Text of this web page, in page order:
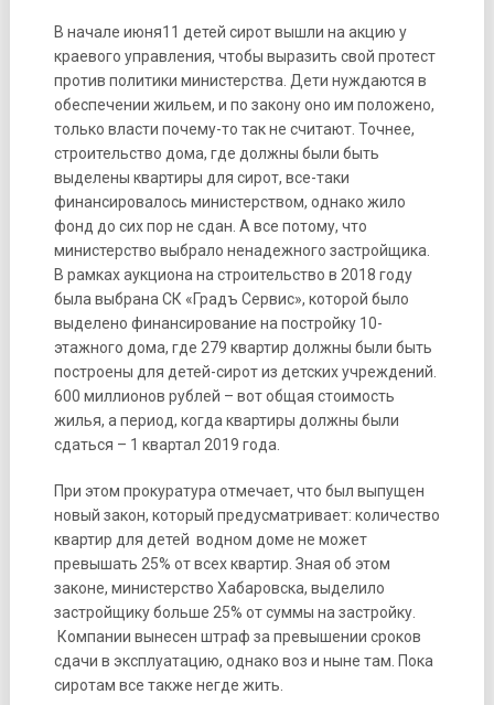
В начале июня11 детей сирот вышли на акцию у
краевого управления, чтобы выразить свой протест
против политики министерства. Дети нуждаются в
обеспечении жильем, и по закону оно им положено,
только власти почему-то так не считают. Точнее,
строительство дома, где должны были быть
выделены квартиры для сирот, все-таки
финансировалось министерством, однако жило
фонд до сих пор не сдан. А все потому, что
министерство выбрало ненадежного застройщика.
В рамках аукциона на строительство в 2018 году
была выбрана СК «Градъ Сервис», которой было
выделено финансирование на постройку 10-
этажного дома, где 279 квартир должны были быть
построены для детей-сирот из детских учреждений.
600 миллионов рублей – вот общая стоимость
жилья, а период, когда квартиры должны были
сдаться – 1 квартал 2019 года.
При этом прокуратура отмечает, что был выпущен
новый закон, который предусматривает: количество
квартир для детей водном доме не может
превышать 25% от всех квартир. Зная об этом
законе, министерство Хабаровска, выделило
застройщику больше 25% от суммы на застройку.
Компании вынесен штраф за превышении сроков
сдачи в эксплуатацию, однако воз и ныне там. Пока
сиротам все также негде жить.